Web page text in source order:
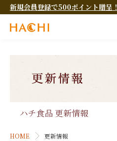
新規会員登録で500ポイント贈呈！
ハチ食品 更新情報
HOME 更新情報